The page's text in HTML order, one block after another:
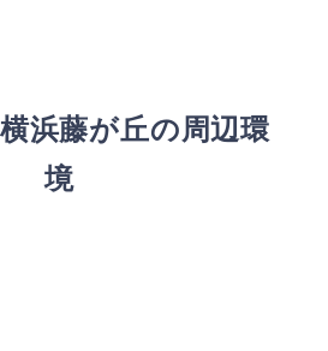
浜藤が丘の周辺環
境